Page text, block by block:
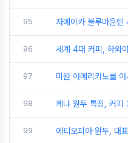
95 자메이카 블루마운틴
96 세계 4대 커피, 하와
97 미원 아메리카노를
98 케냐 원두 특징, 커피
99 에티오피아 원두, 대